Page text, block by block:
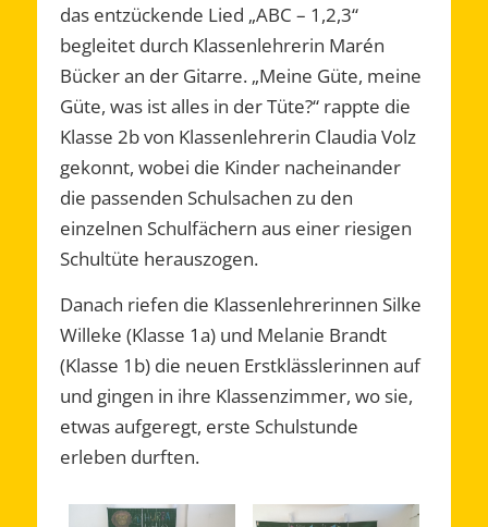
das entzückende Lied „ABC – 1,2,3“
begleitet durch Klassenlehrerin Marén
Bücker an der Gitarre. „Meine Güte, meine
Güte, was ist alles in der Tüte?“ rappte die
Klasse 2b von Klassenlehrerin Claudia Volz
gekonnt, wobei die Kinder nacheinander
die passenden Schulsachen zu den
einzelnen Schulfächern aus einer riesigen
Schultüte herauszogen.
Danach riefen die Klassenlehrerinnen Silke
Willeke (Klasse 1a) und Melanie Brandt
(Klasse 1b) die neuen Erstklässlerinnen auf
und gingen in ihre Klassenzimmer, wo sie,
etwas aufgeregt, erste Schulstunde
erleben durften.